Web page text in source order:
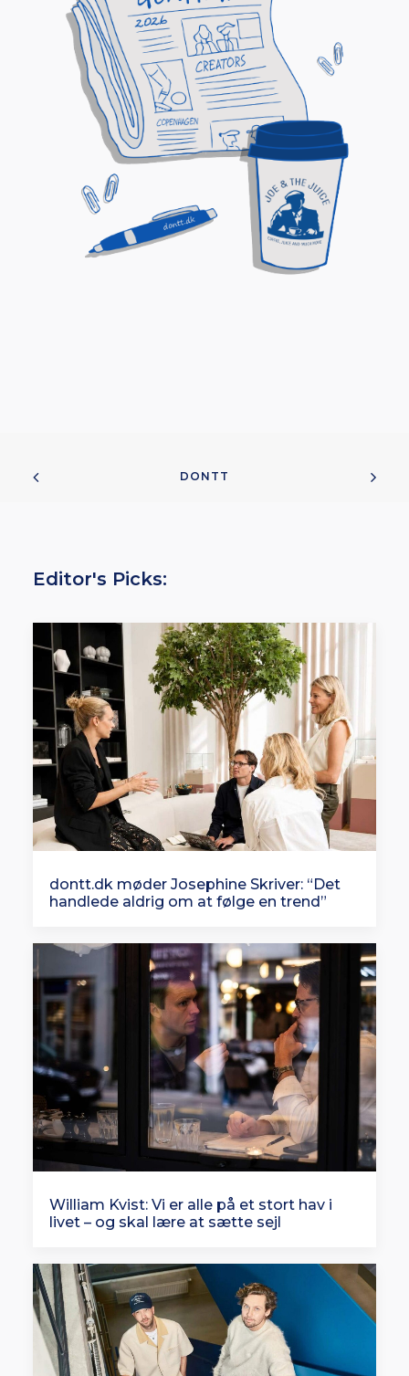
DONTT
Editor's Picks:
dontt.dk møder Josephine Skriver: “Det
handlede aldrig om at følge en trend”
William Kvist: Vi er alle på et stort hav i
livet – og skal lære at sætte sejl